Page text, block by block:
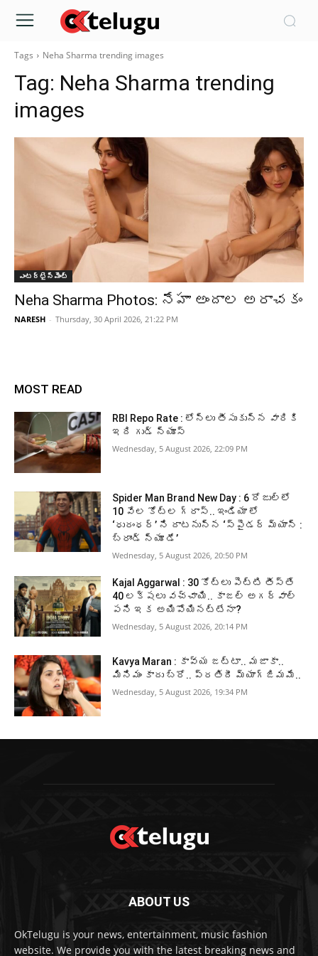
Tags Neha Sharma trending images
Tag: Neha Sharma trending
images
ఎంటర్టైన్మెంట్
Neha Sharma Photos: నేహా అందాల అరాచకం
NARESH - Thursday, 30 April 2026, 21:22 PM
MOST READ
RBI Repo Rate : లోన్లు తీసుకున్న వారికి
ఇది గుడ్ న్యూస్
Wednesday, 5 August 2026, 22:09 PM
Spider Man Brand New Day : 6 రోజుల్లో
10 వేల కోట్ల గ్రాస్.. ఇండియా లో
‘ధురంధర్’ ని దాటనున్న ‘స్పైడర్ మ్యాన్ :
బ్రాండ్ న్యూ డే’
Wednesday, 5 August 2026, 20:50 PM
Kajal Aggarwal : 30 కోట్లు పెట్టి తీస్తే
40 లక్షలు వచ్చాయి.. కాజల్ అగర్వాల్
పని ఇక అయిపోయినట్టేనా?
Wednesday, 5 August 2026, 20:14 PM
Kavya Maran : కావ్య జట్టా.. మజాకా..
మినిమం కాదు బ్రో.. ప్రతిదీ మ్యాగ్జిమమే..
Wednesday, 5 August 2026, 19:34 PM
ABOUT US
OkTelugu is your news, entertainment, music fashion
website. We provide you with the latest breaking news and